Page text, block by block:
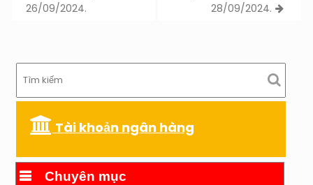
26/09/2024.
28/09/2024.
Tài khoản ngân hàng
Chuyên mục